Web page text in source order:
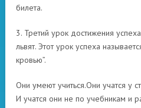
билета.
3. Третий урок достижения
львят. Этот урок успеха
кровью”.
Они умеют учиться.Они учатся у
И учатся они не по учебникам и